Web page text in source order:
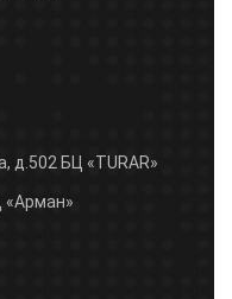
д.502 БЦ «TURAR»
«Арман»